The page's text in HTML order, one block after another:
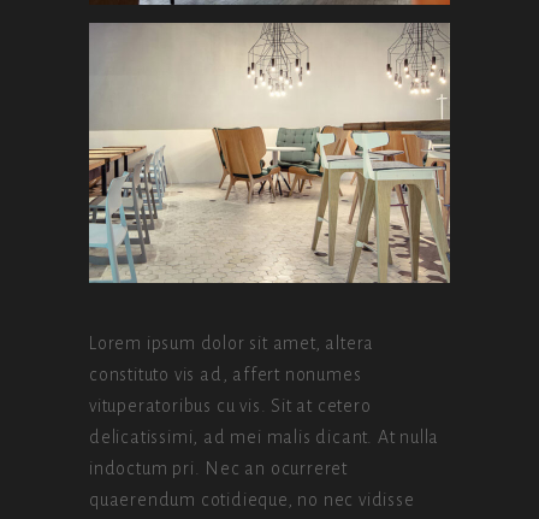
Lorem ipsum dolor sit amet, altera
constituto vis ad, affert nonumes
vituperatoribus cu vis. Sit at cetero
delicatissimi, ad mei malis dicant. At nulla
indoctum pri. Nec an ocurreret
quaerendum cotidieque, no nec vidisse